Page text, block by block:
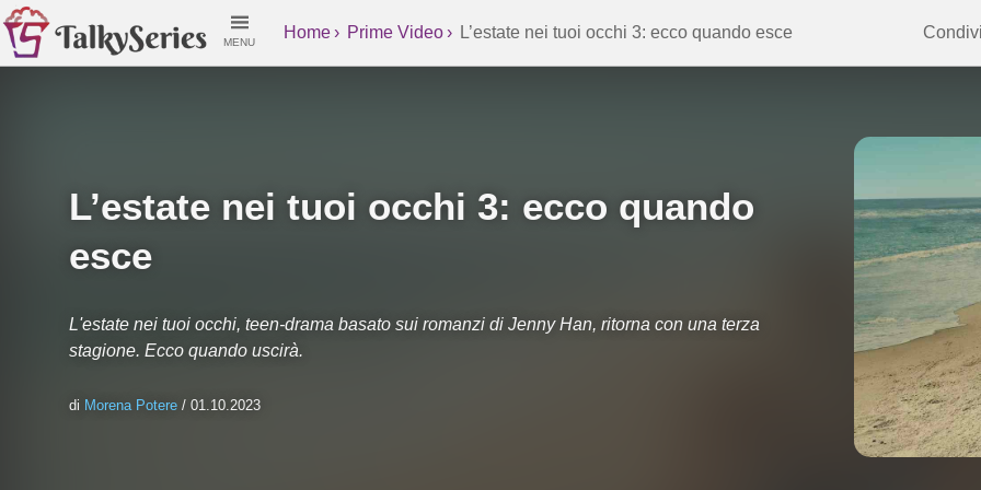
MENU
Home Prime Video L’estate nei tuoi occhi 3: ecco quando esce
L’estate nei tuoi occhi 3: ecco quando
esce
L'estate nei tuoi occhi, teen-drama basato sui romanzi di Jenny Han, ritorna con una terza
stagione. Ecco quando uscirà.
di Morena Potere / 01.10.2023